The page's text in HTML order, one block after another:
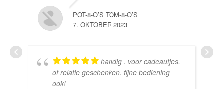
POT-8-O’S TOM-8-O’S
7. OKTOBER 2023
handig . voor cadeautjes,
of relatie geschenken. fijne bediening
ook!